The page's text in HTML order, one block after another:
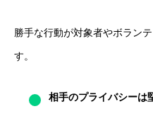
勝手な行動が対象者やボラン
す。
相手のプライバシーは